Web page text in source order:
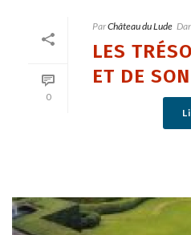
0
ParChâteau du Lude
LES
ET DE